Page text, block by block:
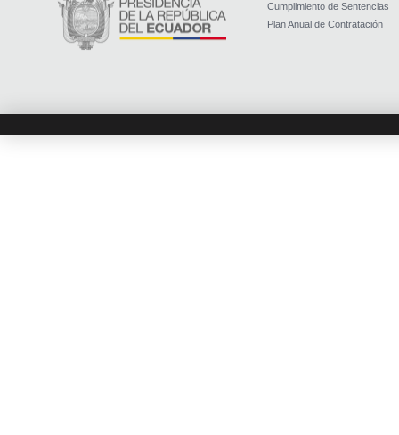
Cumplimiento de Sentencias
Plan Anual de Contratación